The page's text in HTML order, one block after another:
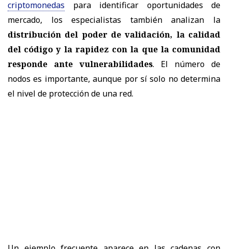
criptomonedas para identificar oportunidades de
mercado, los especialistas también analizan la
distribución del poder de validación, la calidad
del código y la rapidez con la que la comunidad
responde ante vulnerabilidades. El número de
nodos es importante, aunque por sí solo no determina
el nivel de protección de una red.